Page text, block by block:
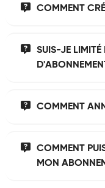
COMMENT
SUIS-JE LIMITÉ
COMMENT
COMMENT
MON